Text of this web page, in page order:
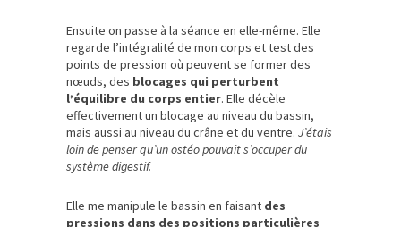
Ensuite on passe à la séance en elle-même. Elle
regarde l’intégralité de mon corps et test des
points de pression où peuvent se former des
nœuds, des blocages qui perturbent
l’équilibre du corps entier. Elle décèle
effectivement un blocage au niveau du bassin,
mais aussi au niveau du crâne et du ventre. J’étais
loin de penser qu’un ostéo pouvait s’occuper du
système digestif.
Elle me manipule le bassin en faisant des
pressions dans des positions particulières